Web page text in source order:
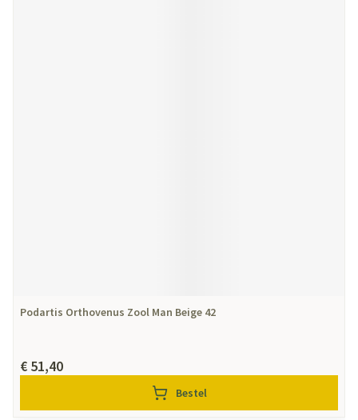
Podartis Orthovenus Zool Man Beige 42
€ 51,40
Bestel